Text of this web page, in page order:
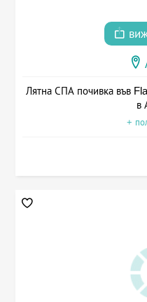
Лятна СПА почивка във
в
+